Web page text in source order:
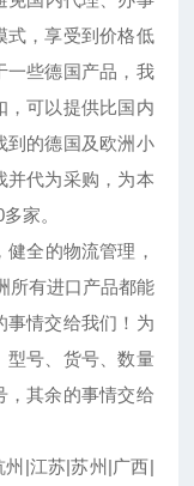
式，享受到价格低
一些德国产品，我
，可以提供比国内
到的德国及欧洲小
并代为采购，为本
家。
全的物流管理，
所有进口产品都能
事情交给我们！为
型号、货号、数量
，其余的事情交给
|江苏|苏州|广西|